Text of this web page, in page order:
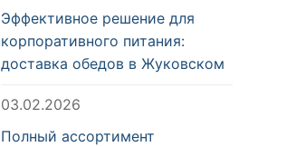
Эффективное решение для
корпоративного питания:
доставка обедов в Жуковском
03.02.2026
Полный ассортимент